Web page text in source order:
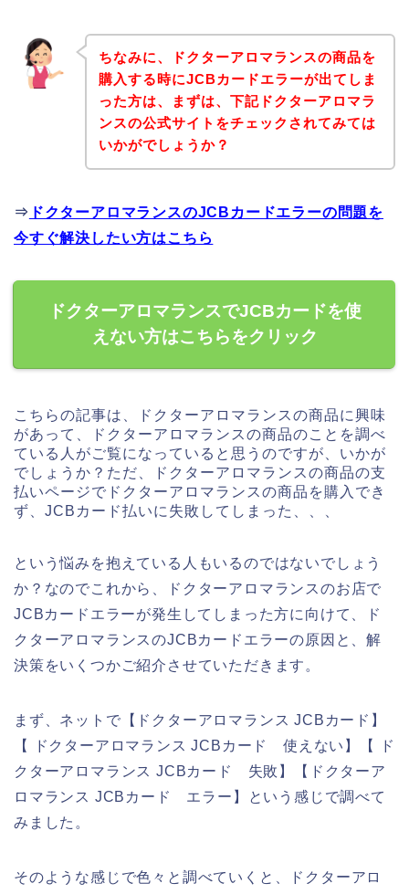
ちなみに、ドクターアロマランスの商品を
購入する時にJCBカードエラーが出てしま
った方は、まずは、下記ドクターアロマラ
ンスの公式サイトをチェックされてみては
いかがでしょうか？
⇒ ドクターアロマランスのJCBカードエラーの問題を
今すぐ解決したい方はこちら
ドクターアロマランスでJCBカードを使
えない方はこちらをクリック
こちらの記事は、ドクターアロマランスの商品に興味
があって、ドクターアロマランスの商品のことを調べ
ている人がご覧になっていると思うのですが、いかが
でしょうか？ただ、ドクターアロマランスの商品の支
払いページでドクターアロマランスの商品を購入でき
ず、JCBカード払いに失敗してしまった、、、
という悩みを抱えている人もいるのではないでしょう
か？なのでこれから、ドクターアロマランスのお店で
JCBカードエラーが発生してしまった方に向けて、ド
クターアロマランスのJCBカードエラーの原因と、解
決策をいくつかご紹介させていただきます。
まず、ネットで【ドクターアロマランス JCBカード】
【 ドクターアロマランス JCBカード 使えない】【 ド
クターアロマランス JCBカード 失敗】【ドクターア
ロマランス JCBカード エラー】という感じで調べて
みました。
そのような感じで色々と調べていくと、ドクターアロ